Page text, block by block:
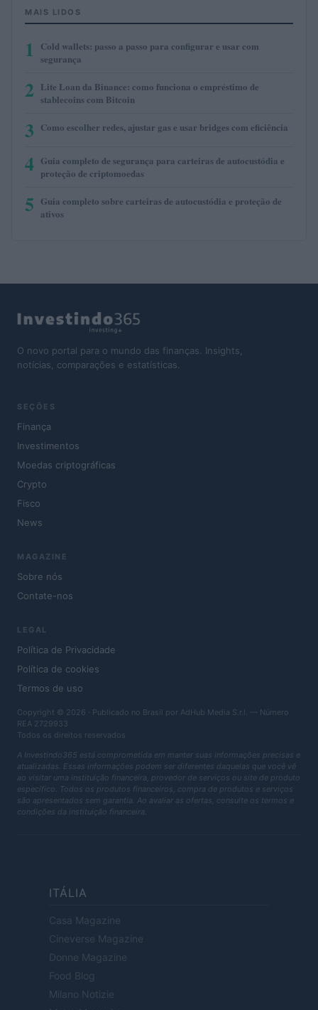
MAIS LIDOS
1
Cold wallets: passo a passo para configurar e usar com
segurança
2 Lite Loan da Binance: como funciona o empréstimo de
stablecoins com Bitcoin
3 Como escolher redes, ajustar gas e usar bridges com eficiência
4 Guia completo de segurança para carteiras de autocustódia e
proteção de criptomoedas
5 Guia completo sobre carteiras de autocustódia e proteção de
ativos
O novo portal para o mundo das finanças. Insights,
notícias, comparações e estatísticas.
SEÇÕES
Finança
Investimentos
Moedas criptográficas
Crypto
Fisco
News
MAGAZINE
Sobre nós
Contate-nos
LEGAL
Política de Privacidade
Política de cookies
Termos de uso
Copyright © 2026 · Publicado no Brasil por AdHub Media S.r.l. — Número
REA 2729933
Todos os direitos reservados
A Investindo365 está comprometida em manter suas informações precisas e
atualizadas. Essas informações podem ser diferentes daquelas que você vê
ao visitar uma instituição financeira, provedor de serviços ou site de produto
específico. Todos os produtos financeiros, compra de produtos e serviços
são apresentados sem garantia. Ao avaliar as ofertas, consulte os termos e
condições da instituição financeira.
ITÁLIA
Casa Magazine
Cineverse Magazine
Donne Magazine
Food Blog
Milano Notizie